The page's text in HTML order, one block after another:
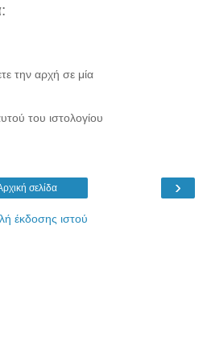
την αρχή σε μία
του ιστολογίου
›
σελίδα
έκδοσης ιστού